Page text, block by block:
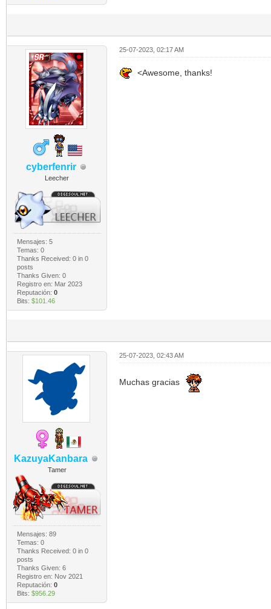
cyberfenrir
Leecher
Mensajes: 5
Temas: 0
Thanks Received: 0in 0
posts
Thanks Given: 0
Registro en: Mar 2023
Reputación: 0
Bits: $101.46
25-07-2023, 02:17 AM
<Awesome, thanks!
KazuyaKanbara
Tamer
Mensajes: 89
Temas: 0
Thanks Received: 0in 0
posts
Thanks Given: 6
Registro en: Nov 2021
Reputación: 0
Bits: $956.29
25-07-2023, 02:43 AM
Muchas gracias